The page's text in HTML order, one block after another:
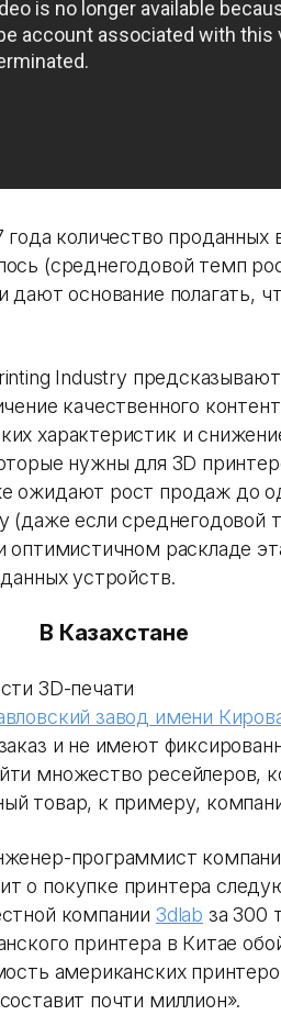
года количество проданных
(среднегодовой темп
дают основание полагать,
Industry
качественного
характеристик и
нужны для 3D
ожидают рост продаж до
(даже если среднегодовой
оптимистичном раскладе
устройств.
В Казахстане
3D-печати
завод имени
и не имеют
множество ресейлеров,
товар, к примеру,
программист
о покупке принтера
компании 3dlab за 300
принтера в Китае
американских
почти миллион».